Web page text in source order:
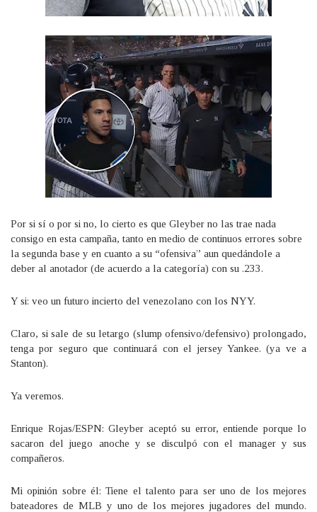
Por si sí o por si no, lo cierto es que Gleyber no las trae nada
consigo en esta campaña, tanto en medio de continuos errores sobre
la segunda base y en cuanto a su “ofensiva” aun quedándole a
deber al anotador (de acuerdo a la categoría) con su .233.
Y si: veo un futuro incierto del venezolano con los NYY.
Claro, si sale de su letargo (slump ofensivo/defensivo) prolongado,
tenga por seguro que continuará con el jersey Yankee. (ya ve a
Stanton).
Ya veremos.
Enrique Rojas/ESPN: Gleyber aceptó su error, entiende porque lo
sacaron del juego anoche y se disculpó con el manager y sus
compañeros.
Mi opinión sobre él: Tiene el talento para ser uno de los mejores
bateadores de MLB y uno de los mejores jugadores del mundo.